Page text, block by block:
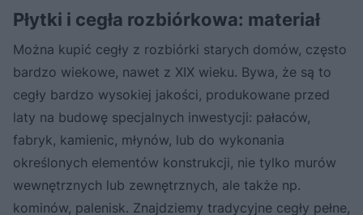
Płytki i cegła rozbiórkowa: materiał
Można kupić cegły z rozbiórki starych domów, często
bardzo wiekowe, nawet z XIX wieku. Bywa, że są to
cegły bardzo wysokiej jakości, produkowane przed
laty na budowę specjalnych inwestycji: pałaców,
fabryk, kamienic, młynów, lub do wykonania
określonych elementów konstrukcji, nie tylko murów
wewnętrznych lub zewnętrznych, ale także np.
kominów, palenisk. Znajdziemy tradycyjne cegły pełne,